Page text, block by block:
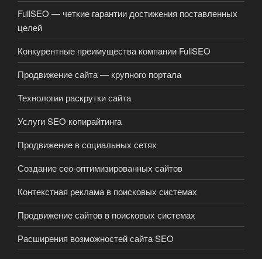
FullSEO — четкие гарантии достижения поставленных
целей
Конкурентные преимущества компании FullSEO
Продвижение сайта — крупного портала
Технологии раскрутки сайта
Услуги SEO копирайтинга
Продвижение в социальных сетях
Создание сео-оптимизированных сайтов
Контекстная реклама в поисковых системах
Продвижение сайтов в поисковых системах
Расширения возможностей сайта SEO